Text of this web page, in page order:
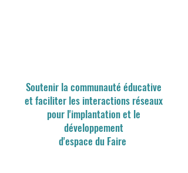
Soutenir la communauté éducative
et faciliter les interactions réseaux
pour l'implantation et le
développement
d'espace du Faire